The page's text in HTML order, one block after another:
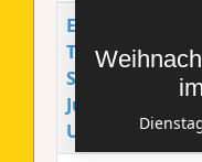
Beiträge
Einladung zum
Tauffest am
Sonntag, 06.
Juli 2025 um 10
Uhr